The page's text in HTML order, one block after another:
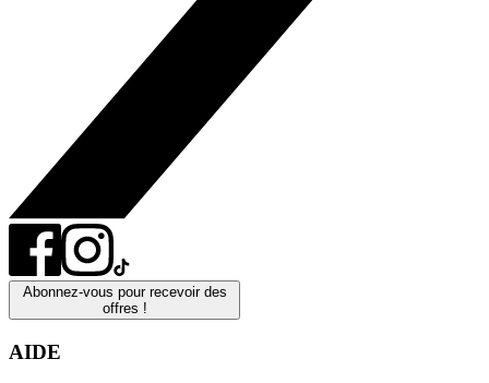
Abonnez-vous pour recevoir des
offres !
AIDE